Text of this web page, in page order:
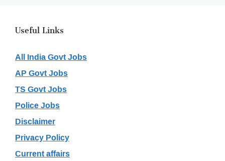
Useful Links
All India Govt Jobs
AP Govt Jobs
TS Govt Jobs
Police Jobs
Disclaimer
Privacy Policy
Current affairs